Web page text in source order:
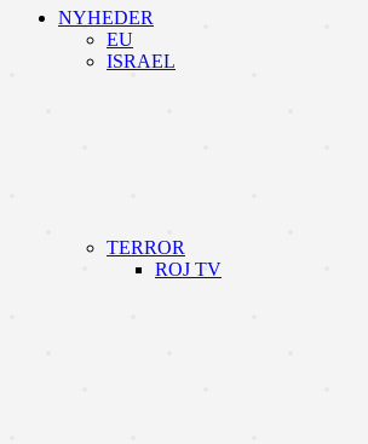
NYHEDER
EU
ISRAEL
TERROR
ROJ TV